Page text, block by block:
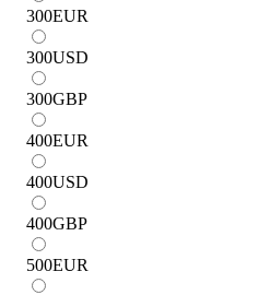
300EUR
300USD
300GBP
400EUR
400USD
400GBP
500EUR